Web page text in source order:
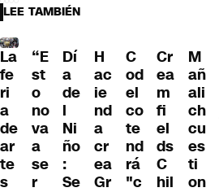
LEE TAMBIÉN
La
fe
ri
a
de
ar
te
s
“E
st
o
no
va
a
se
r
Dí
a
de
l
Ni
ño
:
Se
H
ac
ie
nd
a
cr
ea
Gr
C
od
el
co
te
nd
rá
"c
Cr
ea
m
fi
el
ds
C
hil
M
añ
ali
ch
cu
es
ti
on